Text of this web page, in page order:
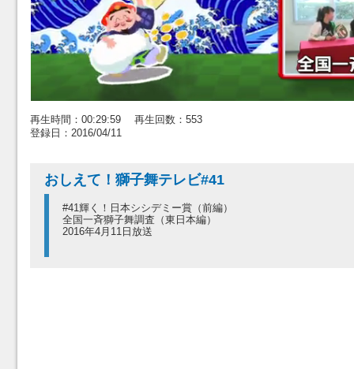
再生時間：00:29:59 再生回数：553
登録日：2016/04/11
おしえて！獅子舞テレビ#41
#41輝く！日本シシデミー賞（前編）
全国一斉獅子舞調査（東日本編）
2016年4月11日放送